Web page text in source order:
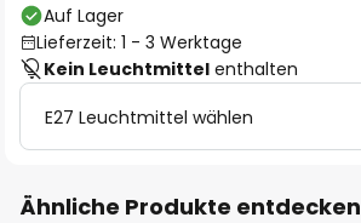
Auf Lager
Lieferzeit: 1 - 3 Werktage
Kein Leuchtmittel enthalten
E27 Leuchtmittel wählen
Ähnliche Produkte entdecken